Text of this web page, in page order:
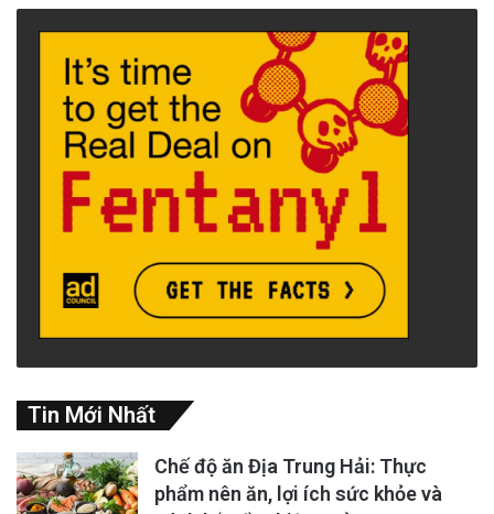
Tin Mới Nhất
Chế độ ăn Địa Trung Hải: Thực
phẩm nên ăn, lợi ích sức khỏe và